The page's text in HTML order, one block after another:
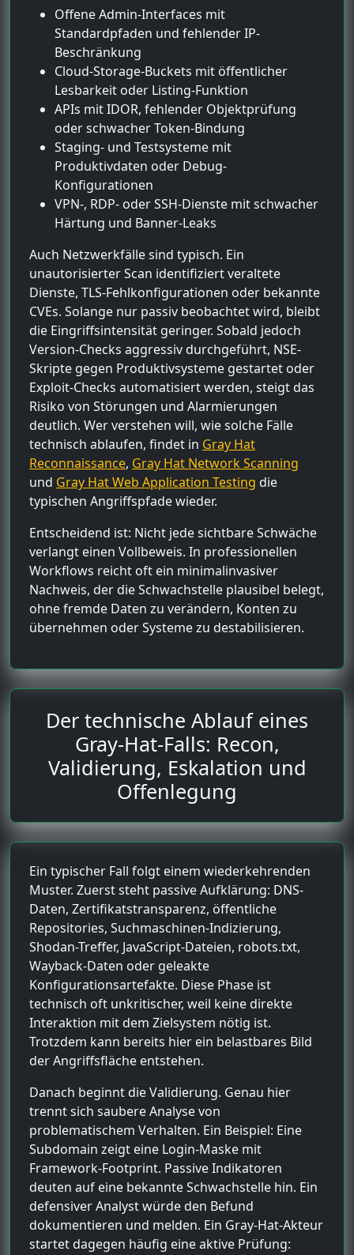
Offene Admin-Interfaces mit
Standardpfaden und fehlender IP-
Beschränkung
Cloud-Storage-Buckets mit öffentlicher
Lesbarkeit oder Listing-Funktion
APIs mit IDOR, fehlender Objektprüfung
oder schwacher Token-Bindung
Staging- und Testsysteme mit
Produktivdaten oder Debug-
Konfigurationen
VPN-, RDP- oder SSH-Dienste mit schwacher
Härtung und Banner-Leaks
Auch Netzwerkfälle sind typisch. Ein
unautorisierter Scan identifiziert veraltete
Dienste, TLS-Fehlkonfigurationen oder bekannte
CVEs. Solange nur passiv beobachtet wird, bleibt
die Eingriffsintensität geringer. Sobald jedoch
Version-Checks aggressiv durchgeführt, NSE-
Skripte gegen Produktivsysteme gestartet oder
Exploit-Checks automatisiert werden, steigt das
Risiko von Störungen und Alarmierungen
deutlich. Wer verstehen will, wie solche Fälle
technisch ablaufen, findet in Gray Hat
Reconnaissance, Gray Hat Network Scanning
und Gray Hat Web Application Testing die
typischen Angriffspfade wieder.
Entscheidend ist: Nicht jede sichtbare Schwäche
verlangt einen Vollbeweis. In professionellen
Workflows reicht oft ein minimalinvasiver
Nachweis, der die Schwachstelle plausibel belegt,
ohne fremde Daten zu verändern, Konten zu
übernehmen oder Systeme zu destabilisieren.
Der technische Ablauf eines
Gray-Hat-Falls: Recon,
Validierung, Eskalation und
Offenlegung
Ein typischer Fall folgt einem wiederkehrenden
Muster. Zuerst steht passive Aufklärung: DNS-
Daten, Zertifikatstransparenz, öffentliche
Repositories, Suchmaschinen-Indizierung,
Shodan-Treffer, JavaScript-Dateien, robots.txt,
Wayback-Daten oder geleakte
Konfigurationsartefakte. Diese Phase ist
technisch oft unkritischer, weil keine direkte
Interaktion mit dem Zielsystem nötig ist.
Trotzdem kann bereits hier ein belastbares Bild
der Angriffsfläche entstehen.
Danach beginnt die Validierung. Genau hier
trennt sich saubere Analyse von
problematischem Verhalten. Ein Beispiel: Eine
Subdomain zeigt eine Login-Maske mit
Framework-Footprint. Passive Indikatoren
deuten auf eine bekannte Schwachstelle hin. Ein
defensiver Analyst würde den Befund
dokumentieren und melden. Ein Gray-Hat-Akteur
startet dagegen häufig eine aktive Prüfung: